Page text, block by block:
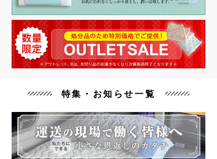
特集・お知らせ一覧